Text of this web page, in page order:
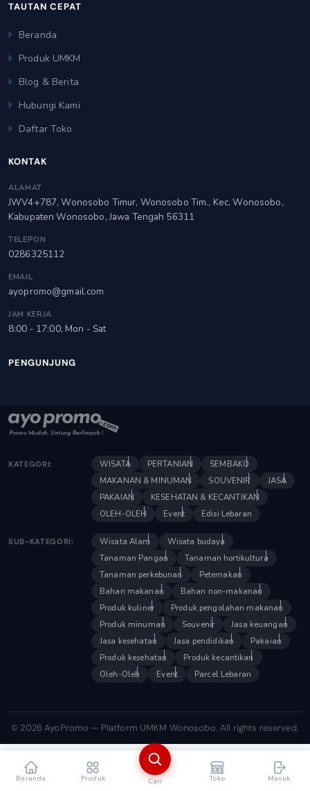
TAUTAN CEPAT
Beranda
Produk UMKM
Blog & Berita
Hubungi Kami
Daftar Toko
KONTAK
ALAMAT
JWV4+787, Wonosobo Timur, Wonosobo Tim., Kec. Wonosobo,
Kabupaten Wonosobo, Jawa Tengah 56311
TELEPON
0286325112
EMAIL
ayopromo@gmail.com
JAM KERJA
8:00 - 17:00, Mon - Sat
PENGUNJUNG
KATEGORI: WISATA PERTANIAN
SEMBAKO
MAKANAN & MINUMAN
SOUVENIR
JASA
PAKAIAN
KESEHATAN & KECANTIKAN
OLEH-OLEH
Event Edisi Lebaran
SUB-KATEGORI: Wisata Alam
Wisata budaya
Tanaman Pangan
Tanaman hortikultura
Tanaman perkebunan
Peternakan
Bahan makanan
Bahan non-makanan
Produk kuliner
Produk pengolahan makanan
Produk minuman
Souvenir
Jasa keuangan
Jasa kesehatan
Jasa pendidikan
Pakaian
Produk kesehatan
Produk kecantikan
Oleh-Oleh
Event Parcel Lebaran
© 2026 AyoPromo — Platform UMKM Wonosobo. All rights reserved.
Beranda Produk Cari Toko Masuk